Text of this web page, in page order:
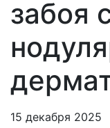
забоя
15 декабря 2025